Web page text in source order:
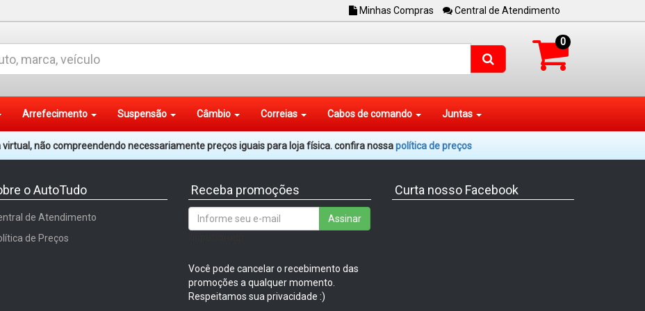
Minhas Compras Central de Atendimento
0
Arrefecimento Suspensão Câmbio Correias Cabos de comando Juntas
não compreendendo necessariamente preços iguais para loja física. confira nossapolítica de preços
o AutoTudo
de Atendimento
de Preços
Receba promoções
Assinar
Você pode cancelar o recebimento das
promoções a qualquer momento.
Respeitamos sua privacidade :)
Curta nosso Facebook